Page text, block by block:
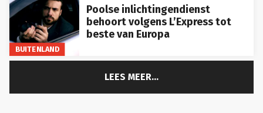
BUITENLAND
behoort volgens L’Express tot
beste van Europa